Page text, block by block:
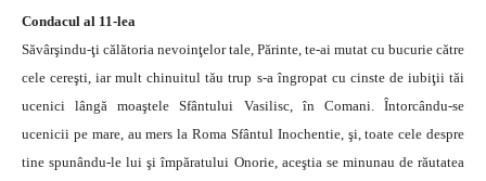
Condacul al 11-lea
Săvârşindu-ţi călătoria nevoinţelor tale, Părinte, te-ai mutat cu bucurie către
cele cereşti, iar mult chinuitul tău trup s-a îngropat cu cinste de iubiţii tăi
ucenici lângă moaştele Sfântului Vasilisc, în Comani. Întorcându-se
ucenicii pe mare, au mers la Roma Sfântul Inochentie, şi, toate cele despre
tine spunându-le lui şi împăratului Onorie, aceştia se minunau de răutatea